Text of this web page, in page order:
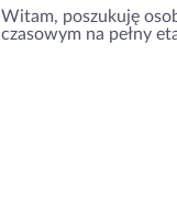
Witam, poszukuję
czasowym na pełny